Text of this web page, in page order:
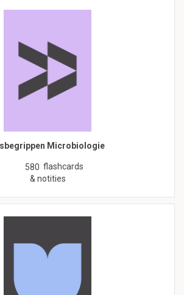
Microbiologie
580 flashcards
& notities